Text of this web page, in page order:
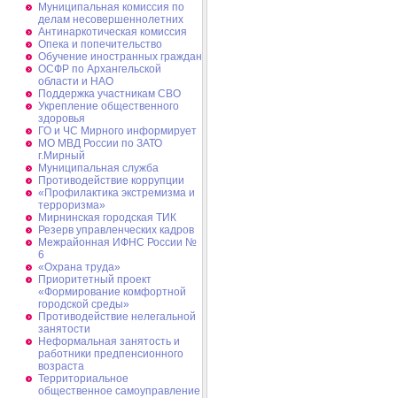
Муниципальная комиссия по
делам несовершеннолетних
Антинаркотическая комиссия
Опека и попечительство
Обучение иностранных граждан
ОСФР по Архангельской
области и НАО
Поддержка участникам СВО
Укрепление общественного
здоровья
ГО и ЧС Мирного информирует
МО МВД России по ЗАТО
г.Мирный
Муниципальная cлужба
Противодействие коррупции
«Профилактика экстремизма и
терроризма»
Мирнинская городская ТИК
Резерв управленческих кадров
Межрайонная ИФНС России №
6
«Охрана труда»
Приоритетный проект
«Формирование комфортной
городской среды»
Противодействие нелегальной
занятости
Неформальная занятость и
работники предпенсионного
возраста
Территориальное
общественное самоуправление